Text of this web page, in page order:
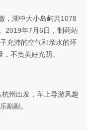
，湖中大小岛屿共1078
2019年7月6日，制药站
充沛的空气和亲水的环
不负美好光阴。
州出发，车上导游风趣
融融。